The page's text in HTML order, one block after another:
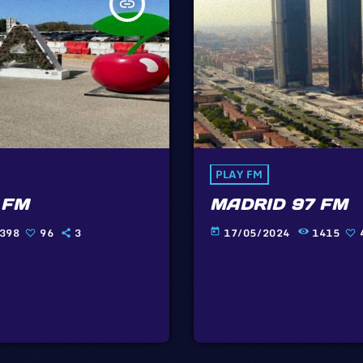
insert_link
96 3
PLAY FM
MADRID 97 FM
today 17/05/2024 1415